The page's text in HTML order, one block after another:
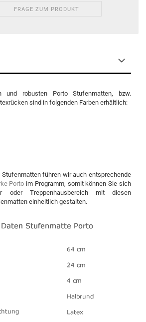
FRAGE ZUM PRODUKT
und robusten Porto Stufenmatten, bzw.
sind in folgenden Farben erhältlich:
Stufenmatten führen wir auch entsprechende
Porto im Programm, somit können Sie sich
oder Treppenhausbereich mit diesen
einheitlich gestalten.